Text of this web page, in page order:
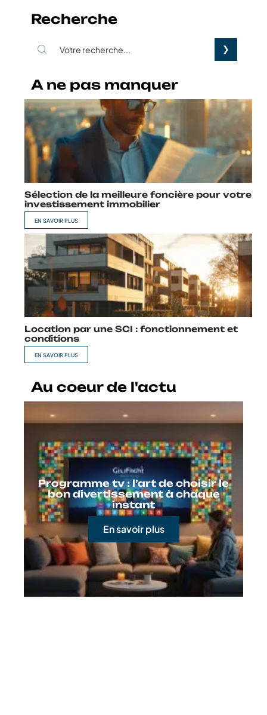
Recherche
A ne pas manquer
Sélection de la meilleure foncière pour votre
investissement immobilier
EN SAVOIR PLUS
Location par une SCI : fonctionnement et
conditions
EN SAVOIR PLUS
Au coeur de l'actu
Programme tv : l’art de choisir le
bon divertissement à chaque
instant
En savoir plus